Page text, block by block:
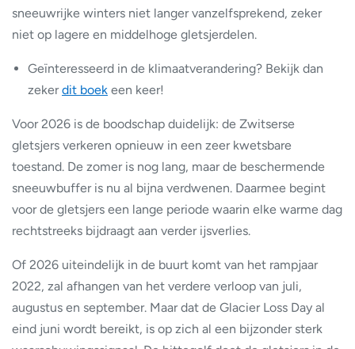
sneeuwrijke winters niet langer vanzelfsprekend, zeker
niet op lagere en middelhoge gletsjerdelen.
Geïnteresseerd in de klimaatverandering? Bekijk dan
zekerdit boek een keer!
Voor 2026 is de boodschap duidelijk: de Zwitserse
gletsjers verkeren opnieuw in een zeer kwetsbare
toestand. De zomer is nog lang, maar de beschermende
sneeuwbuffer is nu al bijna verdwenen. Daarmee begint
voor de gletsjers een lange periode waarin elke warme dag
rechtstreeks bijdraagt aan verder ijsverlies.
Of 2026 uiteindelijk in de buurt komt van het rampjaar
2022, zal afhangen van het verdere verloop van juli,
augustus en september. Maar dat de Glacier Loss Day al
eind juni wordt bereikt, is op zich al een bijzonder sterk